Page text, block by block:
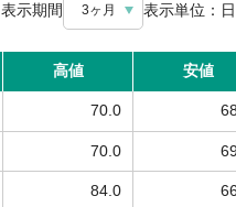
表示期間 3ヶ月 表示単位： 日
高値 安値
70.0
70.0
84.0